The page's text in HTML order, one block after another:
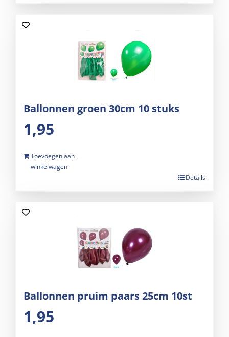
Ballonnen groen 30cm 10 stuks
1,95
Toevoegen aan
winkelwagen
Details
Ballonnen pruim paars 25cm 10st
1,95